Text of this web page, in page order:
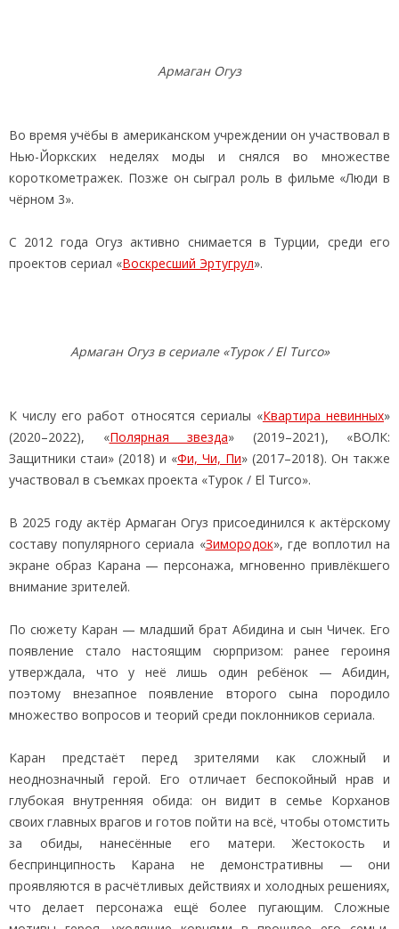
Армаган Огуз
Во время учёбы в американском учреждении он участвовал в
Нью-Йоркских неделях моды и снялся во множестве
короткометражек. Позже он сыграл роль в фильме «Люди в
чёрном 3».
С 2012 года Огуз активно снимается в Турции, среди его
проектов сериал «Воскресший Эртугрул».
Армаган Огуз в сериале «Турок / El Turco»
К числу его работ относятся сериалы «Квартира невинных»
(2020–2022), «Полярная звезда» (2019–2021), «ВОЛК:
Защитники стаи» (2018) и «Фи, Чи, Пи» (2017–2018). Он также
участвовал в съемках проекта «Турок / El Turco».
В 2025 году актёр Армаган Огуз присоединился к актёрскому
составу популярного сериала «Зимородок», где воплотил на
экране образ Карана — персонажа, мгновенно привлёкшего
внимание зрителей.
По сюжету Каран — младший брат Абидина и сын Чичек. Его
появление стало настоящим сюрпризом: ранее героиня
утверждала, что у неё лишь один ребёнок — Абидин,
поэтому внезапное появление второго сына породило
множество вопросов и теорий среди поклонников сериала.
Каран предстаёт перед зрителями как сложный и
неоднозначный герой. Его отличает беспокойный нрав и
глубокая внутренняя обида: он видит в семье Корханов
своих главных врагов и готов пойти на всё, чтобы отомстить
за обиды, нанесённые его матери. Жестокость и
беспринципность Карана не демонстративны — они
проявляются в расчётливых действиях и холодных решениях,
что делает персонажа ещё более пугающим. Сложные